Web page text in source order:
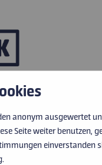
anonym ausgewertet
Seite weiter benutzen,
einverstanden